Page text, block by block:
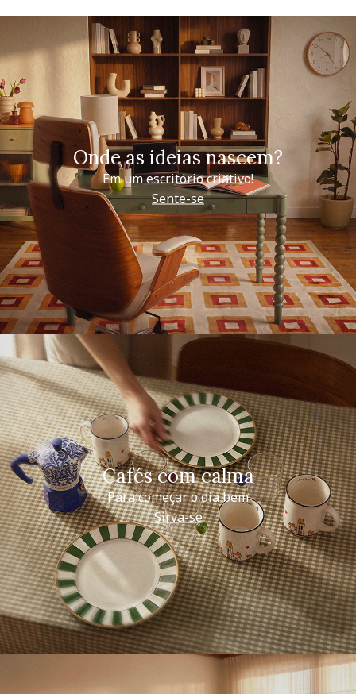
Onde as ideias nascem?
Em um escritório criativo!
Sente-se
Cafés com calma
Para começar o dia bem
Sirva-se